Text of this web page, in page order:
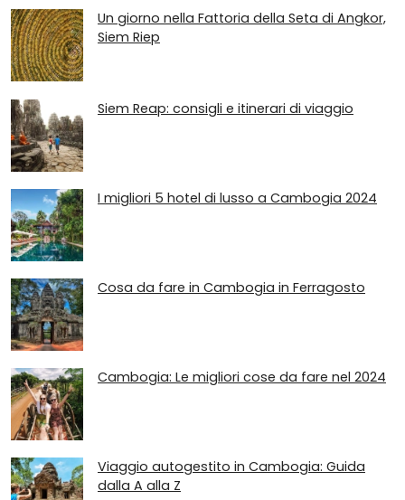
Un giorno nella Fattoria della Seta di Angkor,
Siem Riep
Siem Reap: consigli e itinerari di viaggio
I migliori 5 hotel di lusso a Cambogia 2024
Cosa da fare in Cambogia in Ferragosto
Cambogia: Le migliori cose da fare nel 2024
Viaggio autogestito in Cambogia: Guida
dalla A alla Z